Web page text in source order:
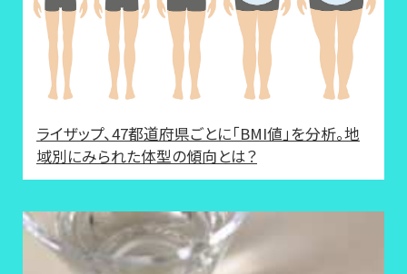
ライザップ、47都道府県ごとに「BMI値」を分析。地
域別にみられた体型の傾向とは？